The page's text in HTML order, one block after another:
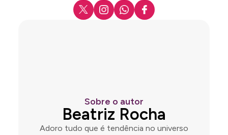
Sobre o autor
Beatriz Rocha
Adoro tudo que é tendência no universo